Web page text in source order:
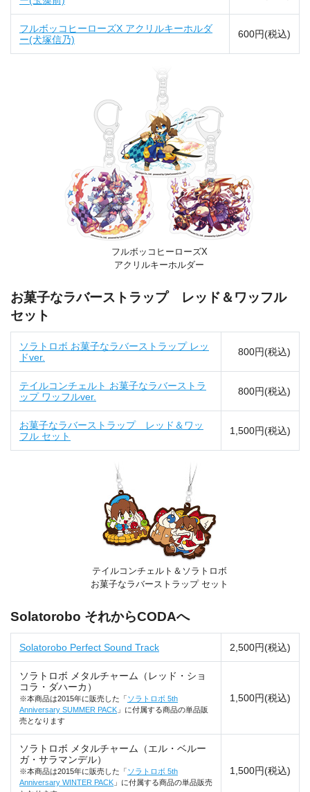
フルボッコヒーローズX アクリルキーホルダ
ー(犬塚信乃)
600円(税込)
フルボッコヒーローズX
アクリルキーホルダー
お菓子なラバーストラップ レッド＆ワッフル
セット
ソラトロボ お菓子なラバーストラップ レッ
ドver.
800円(税込)
テイルコンチェルト お菓子なラバーストラ
ップ ワッフルver.
800円(税込)
お菓子なラバーストラップ レッド＆ワッ
フル セット
1,500円(税込)
テイルコンチェルト＆ソラトロボ
お菓子なラバーストラップ セット
Solatorobo それからCODAへ
Solatorobo Perfect Sound Track 2,500円(税込)
ソラトロボ メタルチャーム（レッド・ショ
コラ・ダハーカ）
※本商品は2015年に販売した「ソラトロボ 5th
Anniversary SUMMER PACK 」に付属する商品の単品販
売となります
1,500円(税込)
ソラトロボ メタルチャーム（エル・ベルー
ガ・サラマンデル）
※本商品は2015年に販売した「ソラトロボ 5th
Anniversary WINTER PACK 」に付属する商品の単品販売
1,500円(税込)